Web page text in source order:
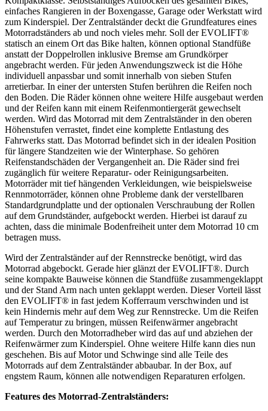
einfaches Rangieren in der Boxengasse, Garage oder Werkstatt wird
zum Kinderspiel. Der Zentralständer deckt die Grundfeatures eines
Motorradständers ab und noch vieles mehr. Soll der EVOLIFT®
statisch an einem Ort das Bike halten, können optional Standfüße
anstatt der Doppelrollen inklusive Bremse am Grundkörper
angebracht werden. Für jeden Anwendungszweck ist die Höhe
individuell anpassbar und somit innerhalb von sieben Stufen
arretierbar. In einer der untersten Stufen berühren die Reifen noch
den Boden. Die Räder können ohne weitere Hilfe ausgebaut werden
und der Reifen kann mit einem Reifenmontiergerät gewechselt
werden. Wird das Motorrad mit dem Zentralständer in den oberen
Höhenstufen verrastet, findet eine komplette Entlastung des
Fahrwerks statt. Das Motorrad befindet sich in der idealen Position
für längere Standzeiten wie der Winterphase. So gehören
Reifenstandschäden der Vergangenheit an. Die Räder sind frei
zugänglich für weitere Reparatur- oder Reinigungsarbeiten.
Motorräder mit tief hängenden Verkleidungen, wie beispielsweise
Rennmotorräder, können ohne Probleme dank der verstellbaren
Standardgrundplatte und der optionalen Verschraubung der Rollen
auf dem Grundständer, aufgebockt werden. Hierbei ist darauf zu
achten, dass die minimale Bodenfreiheit unter dem Motorrad 10 cm
betragen muss.
Wird der Zentralständer auf der Rennstrecke benötigt, wird das
Motorrad abgebockt. Gerade hier glänzt der EVOLIFT®. Durch
seine kompakte Bauweise können die Standfüße zusammengeklappt
und der Stand Arm nach unten geklappt werden. Dieser Vorteil lässt
den EVOLIFT® in fast jedem Kofferraum verschwinden und ist
kein Hindernis mehr auf dem Weg zur Rennstrecke. Um die Reifen
auf Temperatur zu bringen, müssen Reifenwärmer angebracht
werden. Durch den Motorradheber wird das auf und abziehen der
Reifenwärmer zum Kinderspiel. Ohne weitere Hilfe kann dies nun
geschehen. Bis auf Motor und Schwinge sind alle Teile des
Motorrads auf dem Zentralständer abbaubar. In der Box, auf
engstem Raum, können alle notwendigen Reparaturen erfolgen.
Features des Motorrad-Zentralständers: